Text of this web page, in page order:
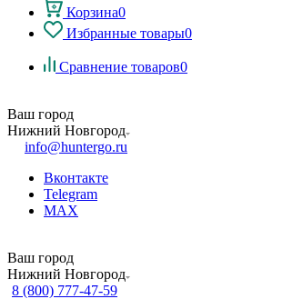
Корзина0
Избранные товары0
Сравнение товаров0
Ваш город
Нижний Новгород
info@huntergo.ru
Вконтакте
Telegram
MAX
Ваш город
Нижний Новгород
8 (800) 777-47-59